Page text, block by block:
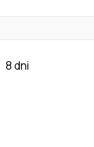
8 dni